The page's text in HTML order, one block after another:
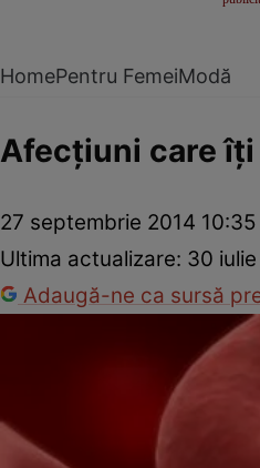
HomePentru FemeiModă
Afecţiuni care
27 septembrie 2014 10:35
Ultima actualizare: 30
Adaugă-ne ca sursă